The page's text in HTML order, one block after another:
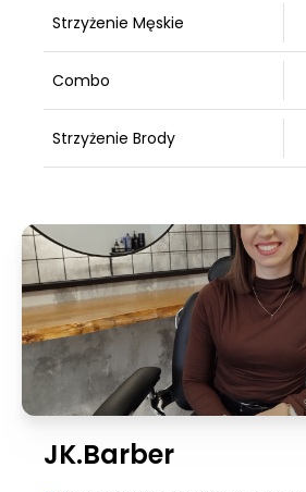
Strzyżenie Męskie
Combo
Strzyżenie Brody
JK.Barber